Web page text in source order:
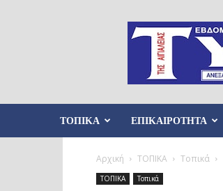
ΤΟΠΙΚΑ ΕΠΙΚΑΙΡΟΤΗΤΑ
Αρχική ΤΟΠΙΚΑ Τοπικά
ΤΟΠΙΚΑ Τοπικά